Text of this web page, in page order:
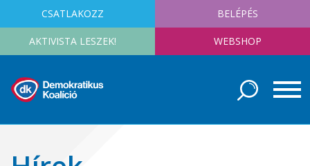
CSATLAKOZZ BELÉPÉS
AKTIVISTA LESZEK! WEBSHOP